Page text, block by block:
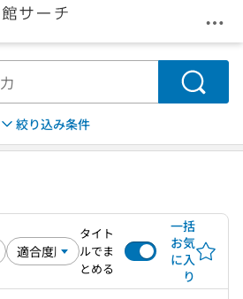
メ
検索
絞り込み条件
タイト
ルでま
とめる
一括
お気
に入
り